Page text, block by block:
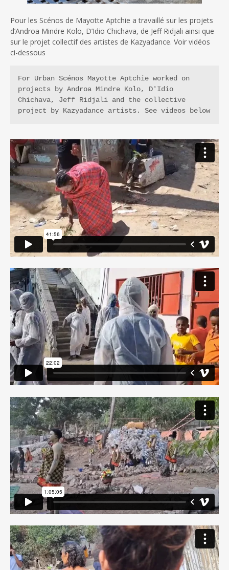
Pour les Scénos de Mayotte Aptchie a travaillé sur les projets
d’Androa Mindre Kolo, D’Idio Chichava, de Jeff Ridjali ainsi que
sur le projet collectif des artistes de Kazyadance. Voir vidéos
ci-dessous
For Urban Scénos Mayotte Aptchie worked on
projects by Androa Mindre Kolo, D'Idio
Chichava, Jeff Ridjali and the collective